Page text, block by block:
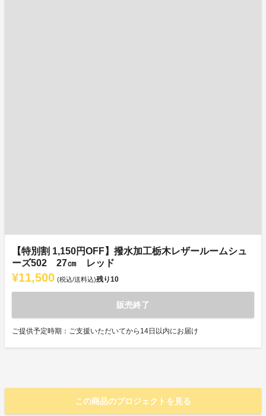
【特別割 1,150円OFF】撥水加工栃木レザールームシュ
ーズ502 27㎝ レッド
¥11,500 (税込/送料込)残り10
販売終了
ご提供予定時期：ご支援いただいてから14日以内にお届け
この商品のプロジェクトを見る